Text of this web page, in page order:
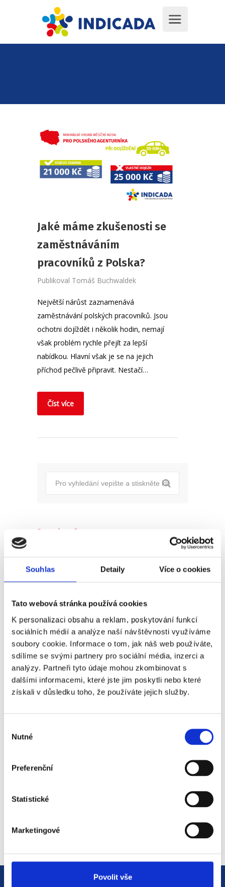
Souhlas Detaily Více o cookies
Tato webová stránka používá cookies
K personalizaci obsahu a reklam, poskytování funkcí
sociálních médií a analýze naší návštěvnosti využíváme
soubory cookie. Informace o tom, jak náš web používáte,
sdílíme se svými partnery pro sociální média, inzerci a
analýzy. Partneři tyto údaje mohou zkombinovat s
dalšími informacemi, které jste jim poskytli nebo které
získali v důsledku toho, že používáte jejich služby.
souhlasu
Nutné
Preferenční
Statistické
Marketingové
Povolit vše
Jaké máme zkušenosti se
zaměstnáváním
pracovníků z Polska?
Publikoval Tomáš Buchwaldek
Největší nárůst zaznamenává
zaměstnávání polských pracovníků. Jsou
ochotni dojíždět i několik hodin, nemají
však problém rychle přejít za lepší
nabídkou. Hlavní však je se na jejich
příchod pečlivě připravit. Nestačí…
Číst více
Pro uchazeče
Pro HR
Recent Popular Comments
(Ne)komunikace se
zaměstnavatelem
18. 9. 2025